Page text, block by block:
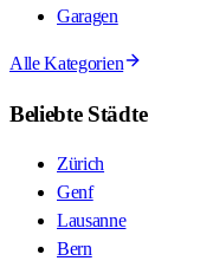
Garagen
Alle Kategorien
Beliebte Städte
Zürich
Genf
Lausanne
Bern